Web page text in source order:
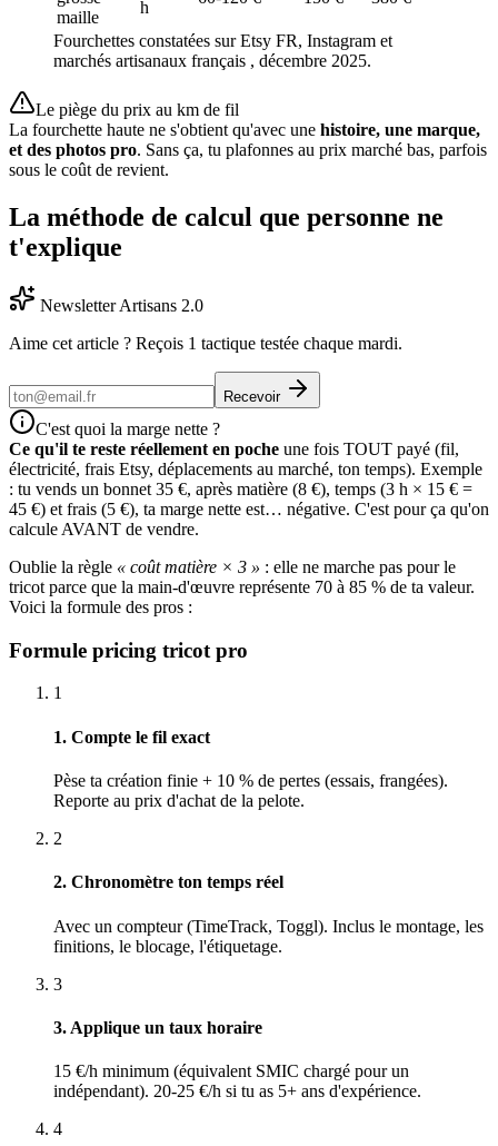
maille
h
Fourchettes constatées sur Etsy FR, Instagram et
marchés artisanaux français , décembre 2025.
Le piège du prix au km de fil
La fourchette haute ne s'obtient qu'avec une histoire, une marque,
et des photos pro. Sans ça, tu plafonnes au prix marché bas, parfois
sous le coût de revient.
La méthode de calcul que personne ne
t'explique
Newsletter Artisans 2.0
Aime cet article ? Reçois 1 tactique testée chaque mardi.
Recevoir
C'est quoi la marge nette ?
Ce qu'il te reste réellement en poche une fois TOUT payé (fil,
électricité, frais Etsy, déplacements au marché, ton temps). Exemple
: tu vends un bonnet 35 €, après matière (8 €), temps (3 h × 15 € =
45 €) et frais (5 €), ta marge nette est… négative. C'est pour ça qu'on
calcule AVANT de vendre.
Oublie la règle « coût matière × 3 » : elle ne marche pas pour le
tricot parce que la main-d'œuvre représente 70 à 85 % de ta valeur.
Voici la formule des pros :
Formule pricing tricot pro
1
1. Compte le fil exact
Pèse ta création finie + 10 % de pertes (essais, frangées).
Reporte au prix d'achat de la pelote.
2
2. Chronomètre ton temps réel
Avec un compteur (TimeTrack, Toggl). Inclus le montage, les
finitions, le blocage, l'étiquetage.
3
3. Applique un taux horaire
15 €/h minimum (équivalent SMIC chargé pour un
indépendant). 20-25 €/h si tu as 5+ ans d'expérience.
4